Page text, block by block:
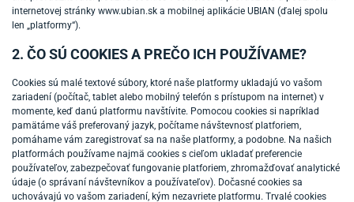
internetovej stránky www.ubian.sk a mobilnej aplikácie UBIAN (ďalej spolu
len „platformy“).
2. ČO SÚ COOKIES A PREČO ICH POUŽÍVAME?
Cookies sú malé textové súbory, ktoré naše platformy ukladajú vo vašom
zariadení (počítač, tablet alebo mobilný telefón s prístupom na internet) v
momente, keď danú platformu navštívite. Pomocou cookies si napríklad
pamätáme váš preferovaný jazyk, počítame návštevnosť platforiem,
pomáhame vám zaregistrovať sa na naše platformy, a podobne. Na našich
platformách používame najmä cookies s cieľom ukladať preferencie
používateľov, zabezpečovať fungovanie platforiem, zhromažďovať analytické
údaje (o správaní návštevníkov a používateľov). Dočasné cookies sa
uchovávajú vo vašom zariadení, kým nezavriete platformu. Trvalé cookies